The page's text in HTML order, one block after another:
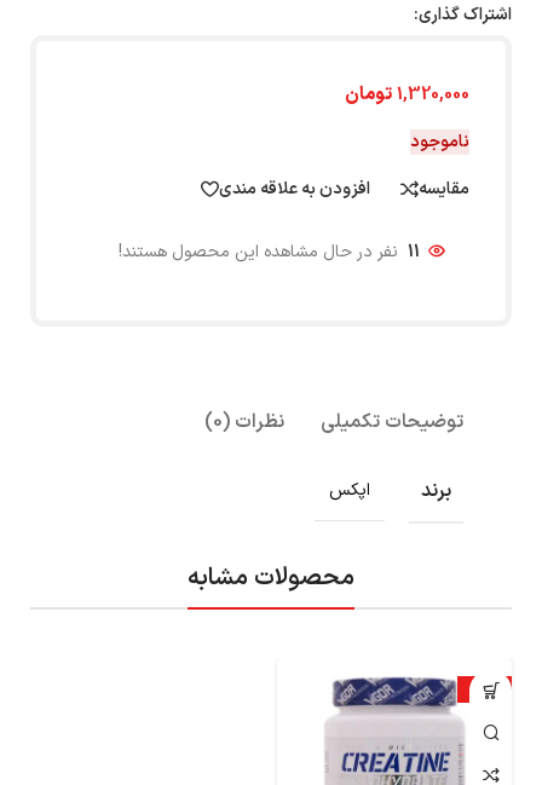
اشتراک گذاری:
1,320,000تومان
ناموجود
مقایسه
افزودن به علاقه مندی
11 نفر در حال مشاهده این محصول هستند!
توضیحات تکمیلی نظرات (0)
برند اپکس
محصولات مشابه
-30%